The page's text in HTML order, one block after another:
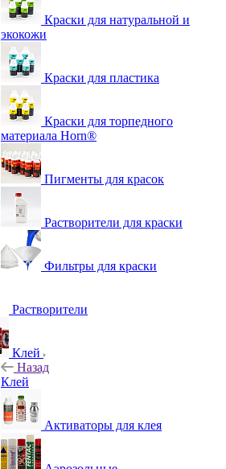
Краски для натуральной и
экокожи
Краски для пластика
Краски для торпедного
материала Horn®
Пигменты для красок
Растворители для краски
Фильтры для краски
Растворители
Клей
Назад
Клей
Активаторы для клея